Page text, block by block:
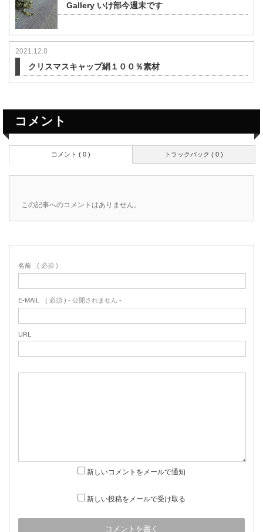
Gallery いけ部今週末です
2021.12.8
クリスマスキャップ絹１００％素材
コメント
トラックバック ( 0 )
コメント ( 0 )
この記事へのコメントはありません。
名前 ( 必須 )
E-MAIL ( 必須 ) - 公開されません -
URL
新しいコメントをメールで通知
新しい投稿をメールで受け取る